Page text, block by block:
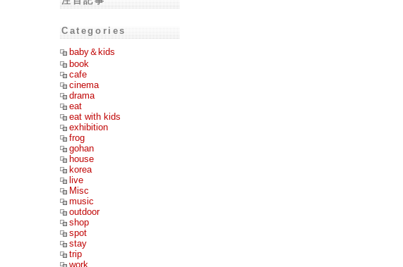
Categories
baby＆kids
book
cafe
cinema
drama
eat
eat with kids
exhibition
frog
gohan
house
korea
live
Misc
music
outdoor
shop
spot
stay
trip
work